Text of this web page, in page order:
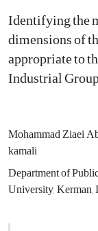
Identifying the
dimensions of
appropriate to
Industrial
Mohammad Ziaei
kamali
Department of
University, Kerman,